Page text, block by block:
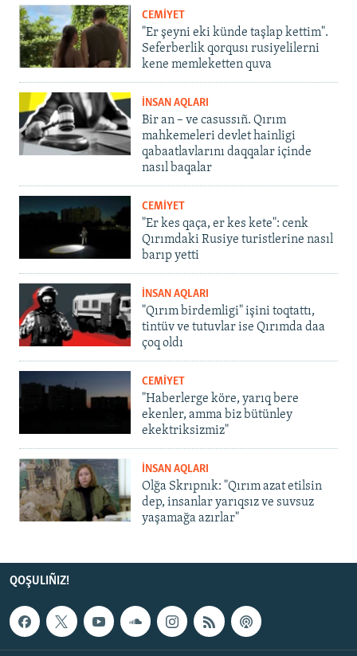
CEMİYET
"Er şeyni eki künde taşlap kettim".
Seferberlik qorqusı rusiyelilerni
kene memleketten quva
İNSAN AQLARI
Bir an – ve casussıñ. Qırım
mahkemeleri devlet hainligi
qabaatlavlarını daqqalar içinde
nasıl baqalar
CEMİYET
"Er kes qaça, er kes kete": cenk
Qırımdaki Rusiye turistlerine nasıl
barıp yetti
İNSAN AQLARI
"Qırım birdemligi" işini toqtattı,
tintüv ve tutuvlar ise Qırımda daa
çoq oldı
CEMİYET
"Haberlerge köre, yarıq bere
ekenler, amma biz bütünley
ekektriksizmiz"
İNSAN AQLARI
Olğa Skrıpnık: "Qırım azat etilsin
dep, insanlar yarıqsız ve suvsuz
yaşamağa azırlar"
QOŞULIÑIZ!